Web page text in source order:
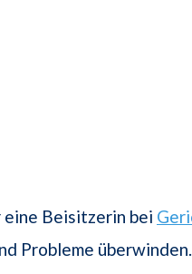
eine Beisitzerin bei
Probleme